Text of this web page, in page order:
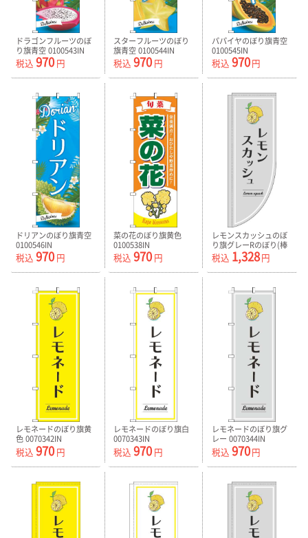
ドラゴンフルーツのぼ
り旗青空 0100543IN
税込 970 円
スターフルーツのぼり
旗青空 0100544IN
税込 970円
パパイヤのぼり旗青空
0100545IN
税込 970円
ドリアンのぼり旗青空
0100546IN
税込 970 円
菜の花のぼり旗黄色
0100538IN
税込 970円
レモンスカッシュのぼ
り旗グレーRのぼり(棒
袋仕様)-0070341RIN
税込 1,328円
レモネードのぼり旗黄
色 0070342IN
税込 970 円
レモネードのぼり旗白
0070343IN
税込 970円
レモネードのぼり旗グ
レー 0070344IN
税込 970円